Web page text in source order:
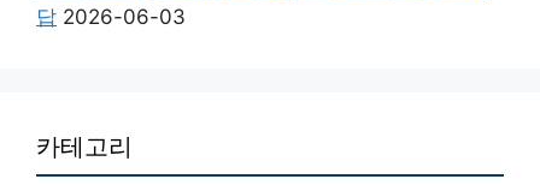
답 2026-06-03
카테고리